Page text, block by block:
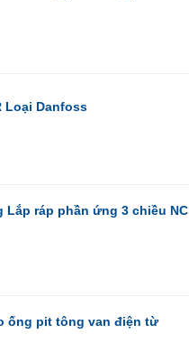
Loại Danfoss
Lắp ráp phần ứng 3 chiều NC
ống pit tông van điện từ